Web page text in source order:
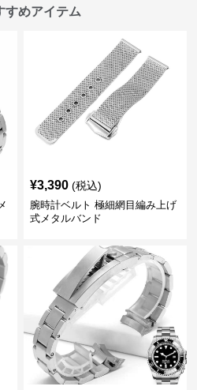
すめアイテム
¥3,390 (税込)
腕時計ベルト 極細網目編み上げ
式メタルバンド